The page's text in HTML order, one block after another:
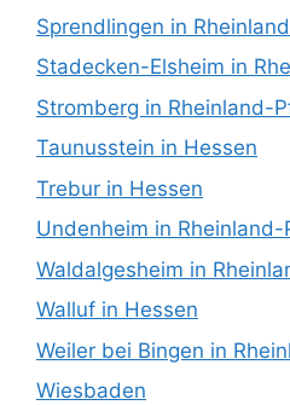
Sprendlingen in
Stadecken-Elsheim in
Stromberg in Rheinland-
Taunusstein in Hessen
Trebur in Hessen
Undenheim in Rheinland-
Waldalgesheim in
Walluf in Hessen
Weiler bei Bingen in
Wiesbaden